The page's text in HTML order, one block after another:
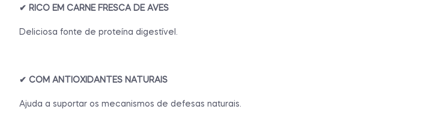
✔ RICO EM CARNE FRESCA DE AVES
Deliciosa fonte de proteína digestível.
✔ COM ANTIOXIDANTES NATURAIS
Ajuda a suportar os mecanismos de defesas naturais.